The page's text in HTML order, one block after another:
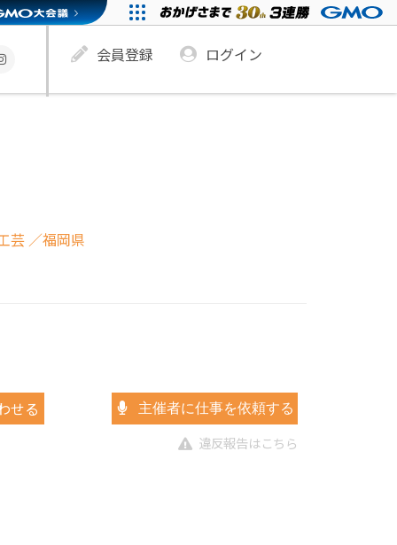
会員登録 ログイン
芸 ／福岡県
せる 主催者に仕事を依頼する
違反報告はこちら